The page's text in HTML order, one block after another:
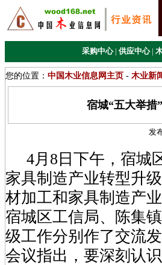
采购中心 | 供应中心 |
您的位置： 中国木业信息网主页 - 木业新
宿城“五大举措
发
4月8日下午，宿城
家具制造产业转型升
材加工和家具制造产
宿城区工信局、陈集
级工作分别作了交流发
会议指出，要深刻认